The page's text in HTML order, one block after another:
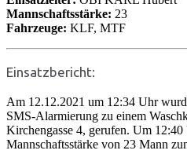
Mannschaftsstärke: 23
Fahrzeuge: KLF, MTF
Einsatzbericht:
Am 12.12.2021 um 12:34 Uhr
SMS-Alarmierung zu einem
Kirchengasse 4, gerufen. Um
Mannschaftsstärke von 23 Mann